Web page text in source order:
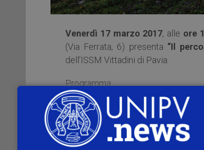
Venerdì 17 marzo 2017, alle ore
(Via Ferrata, 6) presenta “Il
dell’ISSM Vittadini di Pavia.
Programma:
Ore 17.00 – Il catalogo – guida,
Museale d’Ateneo; Prof.
Francesco Pietra – Curatore del